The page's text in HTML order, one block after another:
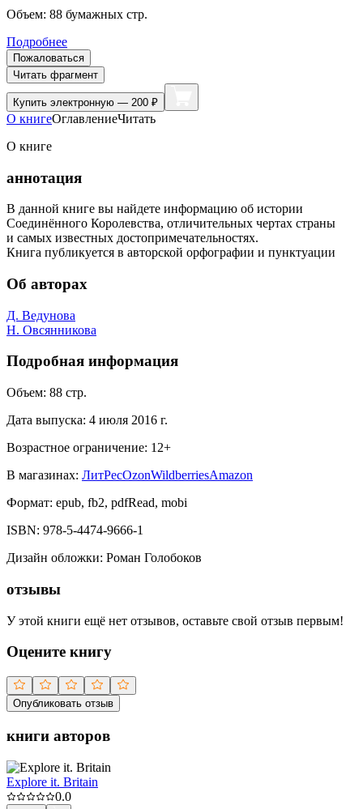
Объем: 88 бумажных стр.
Подробнее
Пожаловаться
Читать фрагмент
Купить электронную — 200 ₽
О книгеОглавлениеЧитать
О книге
аннотация
В данной книге вы найдете информацию об истории
Соединённого Королевства, отличительных чертах страны
и самых известных достопримечательностях.
Книга публикуется в авторской орфографии и пунктуации
Об авторах
Д. Ведунова
Н. Овсянникова
Подробная информация
Объем: 88 стр.
Дата выпуска: 4 июля 2016 г.
Возрастное ограничение: 12+
В магазинах: ЛитРесOzonWildberriesAmazon
Формат: epub, fb2, pdfRead, mobi
ISBN: 978-5-4474-9666-1
Дизайн обложки: Роман Голобоков
отзывы
У этой книги ещё нет отзывов, оставьте свой отзыв первым!
Оцените книгу
Опубликовать отзыв
книги авторов
Explore it. Britain
0.0